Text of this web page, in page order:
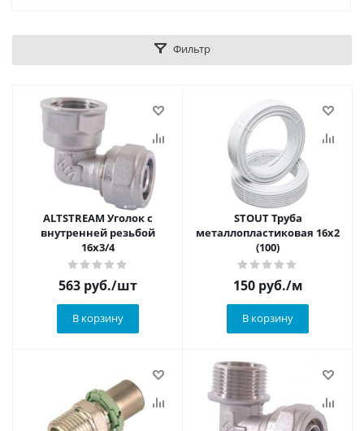
Фильтр
ALTSTREAM Уголок с
внутренней резьбой
16х3/4
563 руб./шт
В корзину
STOUT Труба
металлопластиковая 16x2
(100)
150руб./м
В корзину